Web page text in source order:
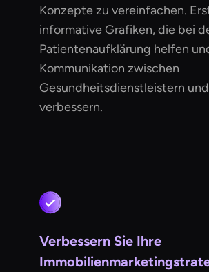
Konzepte zu vereinfachen.
informative Grafiken, die bei
Patientenaufklärung helfen
Kommunikation zwischen
Gesundheitsdienstleistern
verbessern.
Verbessern Sie Ihre